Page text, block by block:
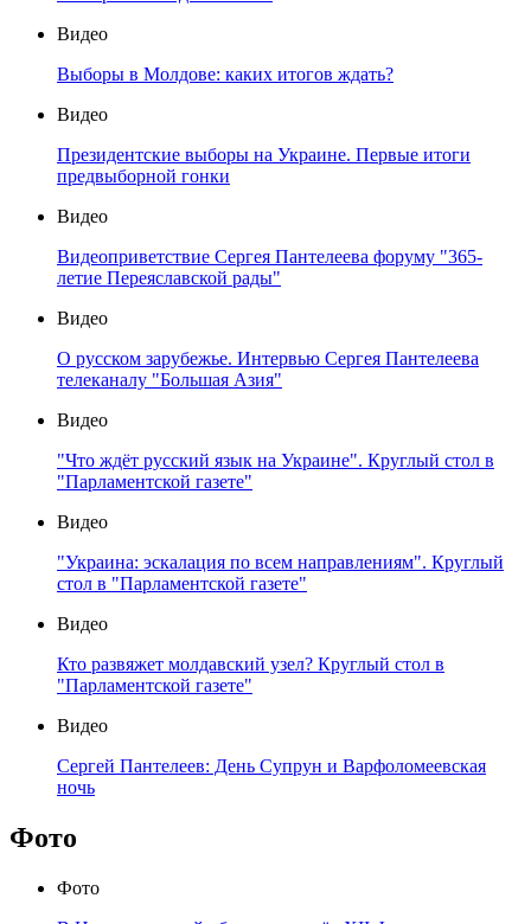
Видео
Выборы в Молдове: каких итогов ждать?
Видео
Президентские выборы на Украине. Первые итоги
предвыборной гонки
Видео
Видеоприветствие Сергея Пантелеева форуму "365-
летие Переяславской рады"
Видео
О русском зарубежье. Интервью Сергея Пантелеева
телеканалу "Большая Азия"
Видео
"Что ждёт русский язык на Украине". Круглый стол в
"Парламентской газете"
Видео
"Украина: эскалация по всем направлениям". Круглый
стол в "Парламентской газете"
Видео
Кто развяжет молдавский узел? Круглый стол в
"Парламентской газете"
Видео
Сергей Пантелеев: День Супрун и Варфоломеевская
ночь
Фото
Фото